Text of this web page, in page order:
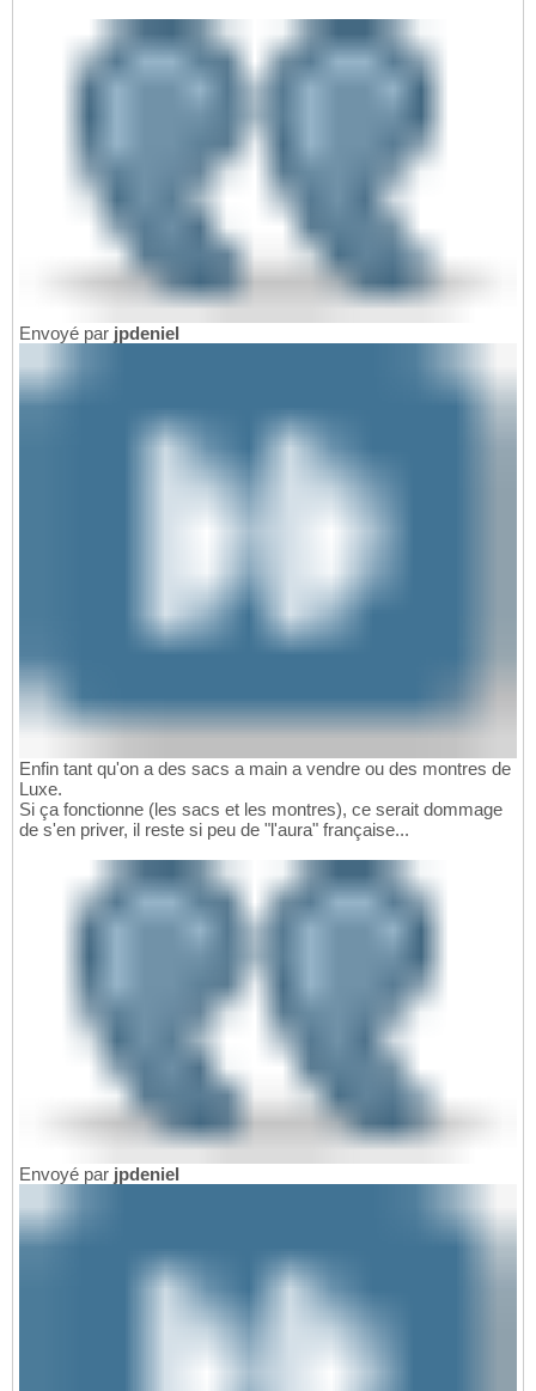
Envoyé par jpdeniel
Enfin tant qu'on a des sacs a main a vendre ou des montres de
Luxe.
Si ça fonctionne (les sacs et les montres), ce serait dommage
de s'en priver, il reste si peu de "l'aura" française...
Envoyé par jpdeniel